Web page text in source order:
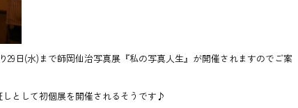
29日(水)まで師岡仙治写真展『私の写真人生』が開催されますのでご案
として初個展を開催されるそうです♪